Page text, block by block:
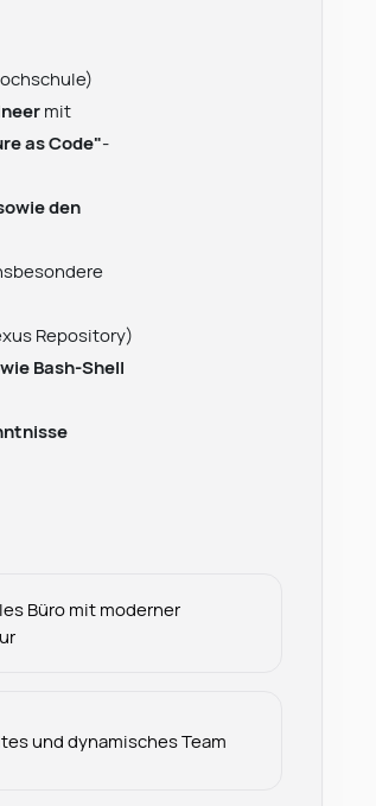
mit
as Code"-
den
Repository)
Bash-Shell
Büro mit moderner
und dynamisches Team